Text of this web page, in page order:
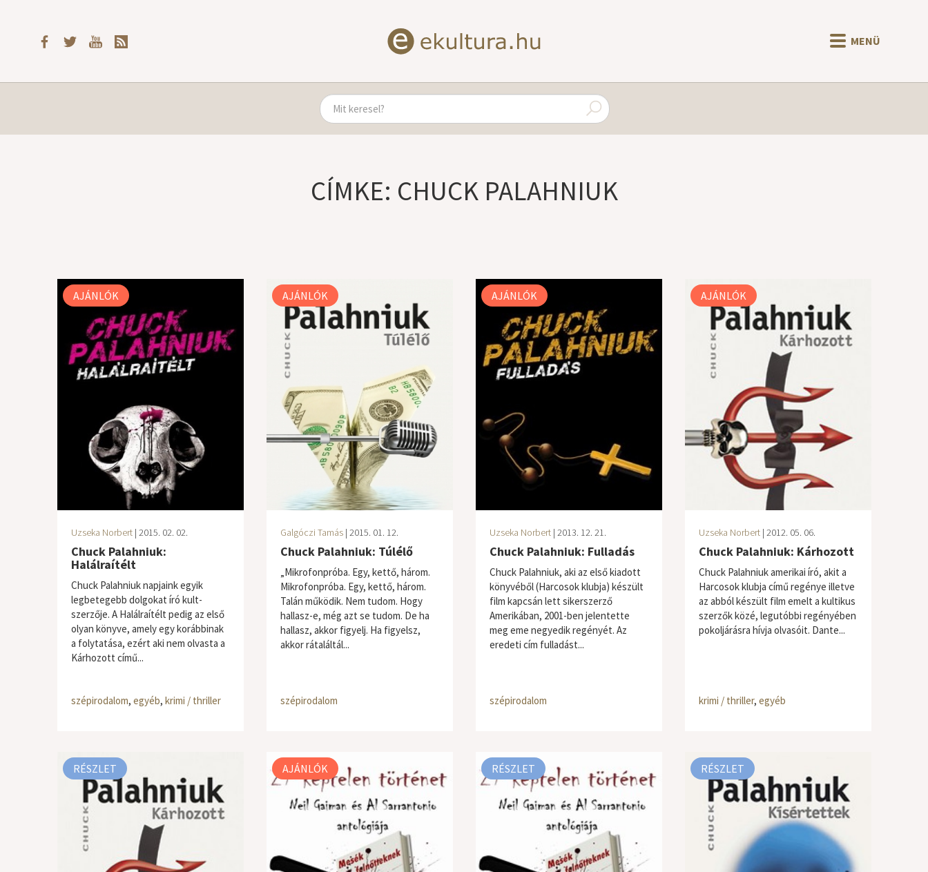
MENÜ
CÍMKE: CHUCK PALAHNIUK
AJÁNLÓK
Uzseka Norbert| 2015. 02. 02.
Chuck Palahniuk:
Halálraítélt
Chuck Palahniuk napjaink egyik
legbetegebb dolgokat író kult-
szerzője. A Halálraítélt pedig az első
olyan könyve, amely egy korábbinak
a folytatása, ezért aki nem olvasta a
Kárhozott című...
szépirodalom, egyéb, krimi / thriller
AJÁNLÓK
Galgóczi Tamás| 2015. 01. 12.
Chuck Palahniuk: Túlélő
„Mikrofonpróba. Egy, kettő, három.
Mikrofonpróba. Egy, kettő, három.
Talán működik. Nem tudom. Hogy
hallasz-e, még azt se tudom. De ha
hallasz, akkor figyelj. Ha figyelsz,
akkor rátaláltál...
szépirodalom
AJÁNLÓK
Uzseka Norbert| 2013. 12. 21.
Chuck Palahniuk: Fulladás
Chuck Palahniuk, aki az első kiadott
könyvéből (Harcosok klubja) készült
film kapcsán lett sikerszerző
Amerikában, 2001-ben jelentette
meg eme negyedik regényét. Az
eredeti cím fulladást...
szépirodalom
AJÁNLÓK
Uzseka Norbert| 2012. 05. 06.
Chuck Palahniuk: Kárhozott
Chuck Palahniuk amerikai író, akit a
Harcosok klubja című regénye illetve
az abból készült film emelt a kultikus
szerzők közé, legutóbbi regényében
pokoljárásra hívja olvasóit. Dante...
krimi / thriller, egyéb
RÉSZLET AJÁNLÓK RÉSZLET RÉSZLET